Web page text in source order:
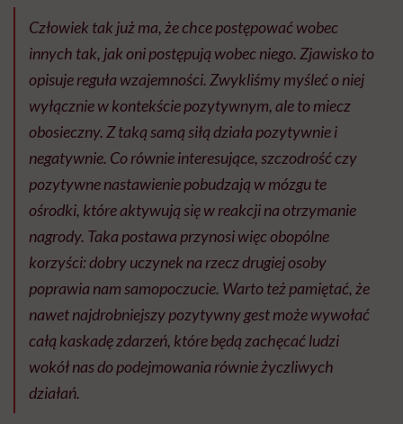
Człowiek tak już ma, że chce postępować wobec
innych tak, jak oni postępują wobec niego. Zjawisko to
opisuje reguła wzajemności. Zwykliśmy myśleć o niej
wyłącznie w kontekście pozytywnym, ale to miecz
obosieczny. Z taką samą siłą działa pozytywnie i
negatywnie. Co równie interesujące, szczodrość czy
pozytywne nastawienie pobudzają w mózgu te
ośrodki, które aktywują się w reakcji na otrzymanie
nagrody. Taka postawa przynosi więc obopólne
korzyści: dobry uczynek na rzecz drugiej osoby
poprawia nam samopoczucie. Warto też pamiętać, że
nawet najdrobniejszy pozytywny gest może wywołać
całą kaskadę zdarzeń, które będą zachęcać ludzi
wokół nas do podejmowania równie życzliwych
działań.